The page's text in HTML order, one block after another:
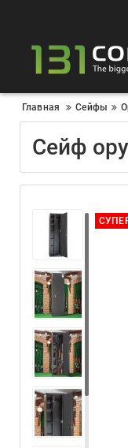
Главная Сейфы
Сейф